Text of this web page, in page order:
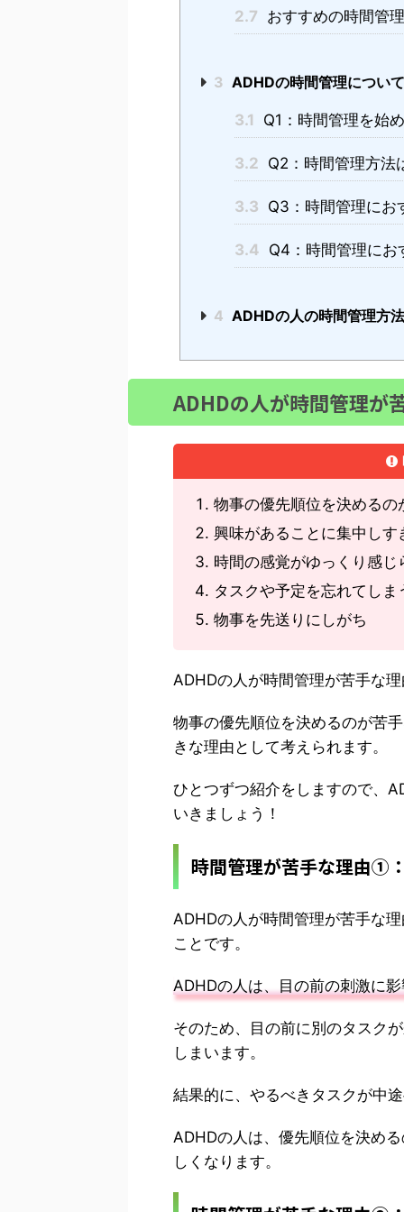
2.7 おすすめの時間管
3 ADHDの時間管理につい
3.1 Q1：時間管理を始
3.2 Q2：時間管理方法
3.3 Q3：時間管理にお
3.4 Q4：時間管理にお
4 ADHDの人の時間管理方
ADHDの人が時間管理が
物事の優先順位を決めるの
興味があることに集中しす
時間の感覚がゆっくり感じ
タスクや予定を忘れてしま
物事を先送りにしがち
ADHDの人が時間管理が苦手な
物事の優先順位を決めるのが苦
きな理由として考えられます。
ひとつずつ紹介をしますので、
いきましょう！
時間管理が苦手な理由①
ADHDの人が時間管理が苦手な
ことです。
ADHDの人は、目の前の刺激に
そのため、目の前に別のタスク
しまいます。
結果的に、やるべきタスクが中
ADHDの人は、優先順位を決め
しくなります。